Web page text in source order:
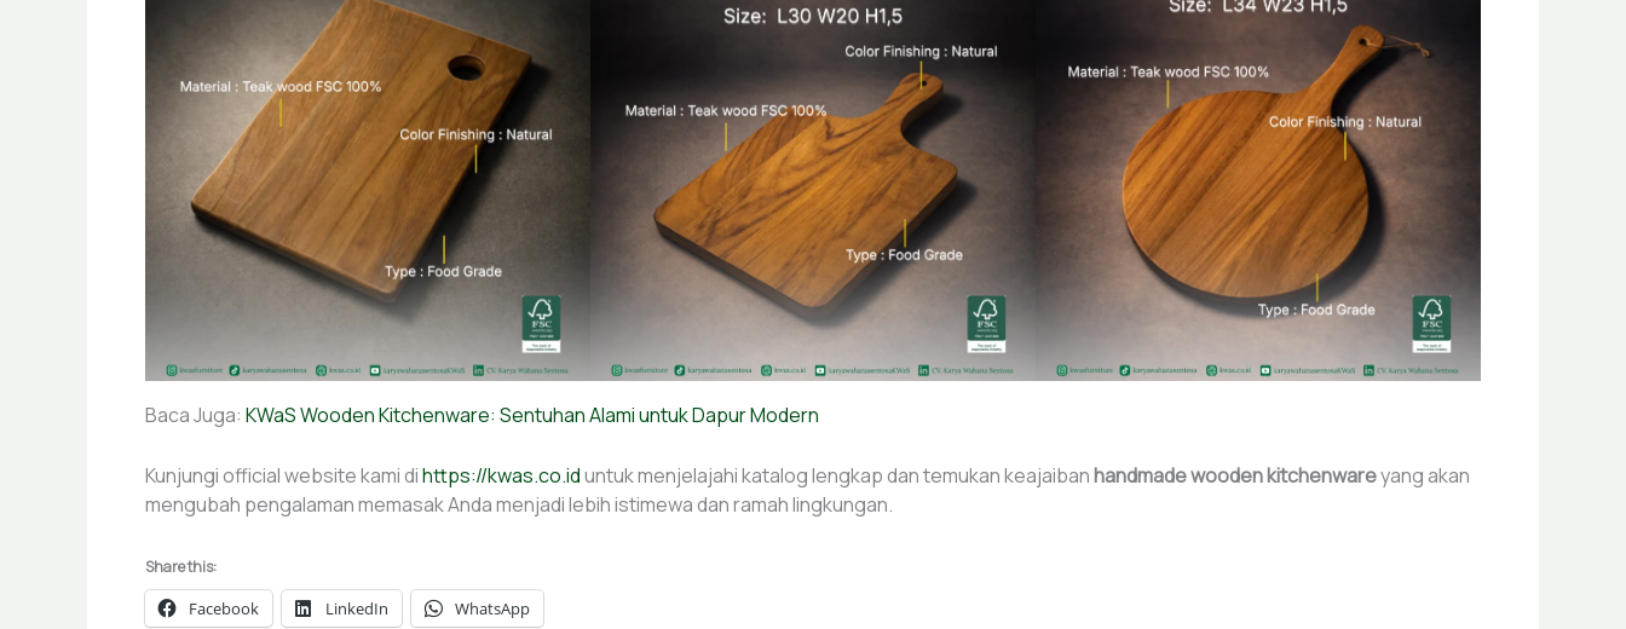
Baca Juga: KWaS Wooden Kitchenware: Sentuhan Alami untuk Dapur Modern
Kunjungi official website kami dihttps://kwas.co.iduntuk menjelajahi katalog lengkap dan temukan keajaibanhandmade wooden kitchenwareyang akan
mengubah pengalaman memasak Anda menjadi lebih istimewa dan ramah lingkungan.
Share this:
Facebook LinkedIn WhatsApp